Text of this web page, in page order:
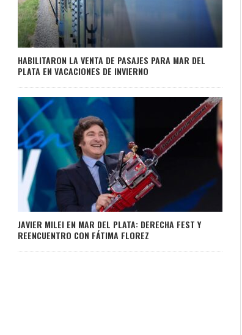
HABILITARON LA VENTA DE PASAJES PARA MAR DEL
PLATA EN VACACIONES DE INVIERNO
JAVIER MILEI EN MAR DEL PLATA: DERECHA FEST Y
REENCUENTRO CON FÁTIMA FLOREZ